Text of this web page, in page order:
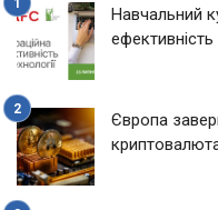
Навчальний
ефективність
Європа